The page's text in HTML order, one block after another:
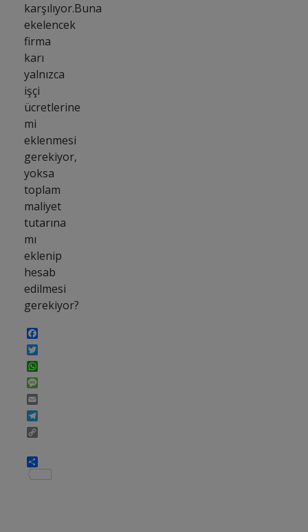
karşılıyor.Buna
ekelencek
firma
karı
yalnızca
işçi
ücretlerine
mi
eklenmesi
gerekiyor,
yoksa
toplam
maliyet
tutarına
mı
eklenip
hesab
edilmesi
gerekiyor?